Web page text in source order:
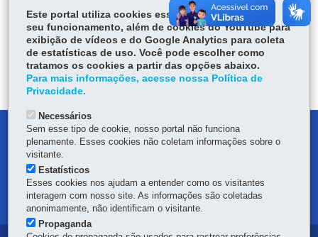
Fa
ce
bo
ok
Tw
itt
er
W
ha
ts
Ap
p
Voltar Início Imprimir Baixar
MAPA DO SITE
DENUNCIE CORRUPÇÃO
Este portal utiliza cookies essenciais para garantir
seu funcionamento, além de cookies do YouTube para
exibição de vídeos e do Google Analytics para coleta
de estatísticas de uso. Você pode escolher como
tratamos os cookies a partir das opções abaixo.
Para mais informações, acesse nossa Política de
Privacidade.
Necessários
Sem esse tipo de cookie, nosso portal não funciona
plenamente. Esses cookies não coletam informações sobre o
visitante.
Estatísticos
Esses cookies nos ajudam a entender como os visitantes
interagem com nosso site. As informações são coletadas
anonimamente, não identificam o visitante.
Propaganda